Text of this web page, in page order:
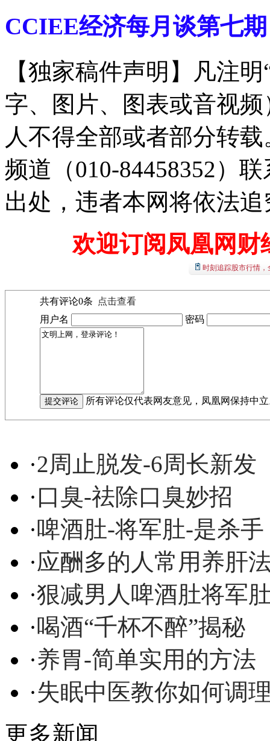
CCIEE经济每月谈第七期
【独家稿件声明】凡注
字、图片、图表或音视
人不得全部或者部分转
频道（010-84458352）
出处，违者本网将依法追
欢迎订阅凤凰网财
时刻追踪股市行情
共有评论0条
点击查看
用户名
密码
所有评论仅代表网友意见，凤凰网保持中
·2周止脱发-6周长新发
·口臭-祛除口臭妙招
·啤酒肚-将军肚-是杀手
·应酬多的人常用养肝
·狠减男人啤酒肚将军
·喝酒“千杯不醉”揭秘
·养胃-简单实用的方法
·失眠中医教你如何调
更多新闻